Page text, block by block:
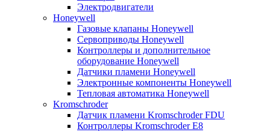
Электродвигатели
Honeywell
Газовые клапаны Honeywell
Сервоприводы Honeywell
Контроллеры и дополнительное
оборудование Honeywell
Датчики пламени Honeywell
Электронные компоненты Honeywell
Тепловая автоматика Honeywell
Kromschroder
Датчик пламени Kromschroder FDU
Контроллеры Kromschroder E8